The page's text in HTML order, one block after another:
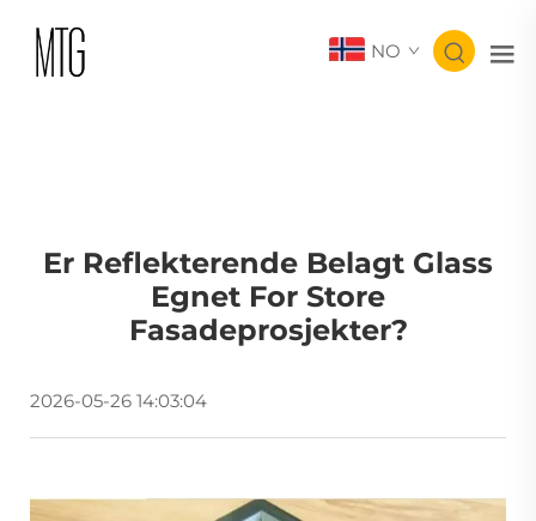
NO
Er Reflekterende Belagt Glass
Egnet For Store
Fasadeprosjekter?
2026-05-26 14:03:04